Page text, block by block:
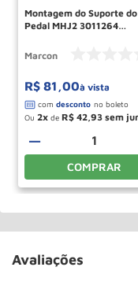
Montagem do Suporte do
Pedal MHJ2 3011264
Marcon
R$ 81 00à vista
Ou 2 de R$ 42 93
－
COMPRAR
Avaliações